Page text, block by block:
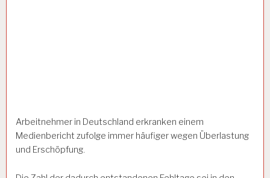
Arbeitnehmer in Deutschland erkranken einem
Medienbericht zufolge immer häufiger wegen Überlastung
und Erschöpfung.